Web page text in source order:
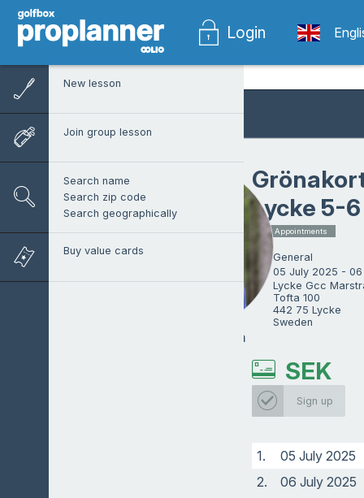
Login
Anton Carlström
Lycke 5-
2 x Appointments
General
05 July 2025 -
Lycke Gcc
Tofta 100
442 75 Lycke
Sweden
SEK
Sign up
1.
05 July 2025
2.
06 July 2025
New lesson
Join group lesson
Search name
Search zip code
Search geographically
Buy value cards